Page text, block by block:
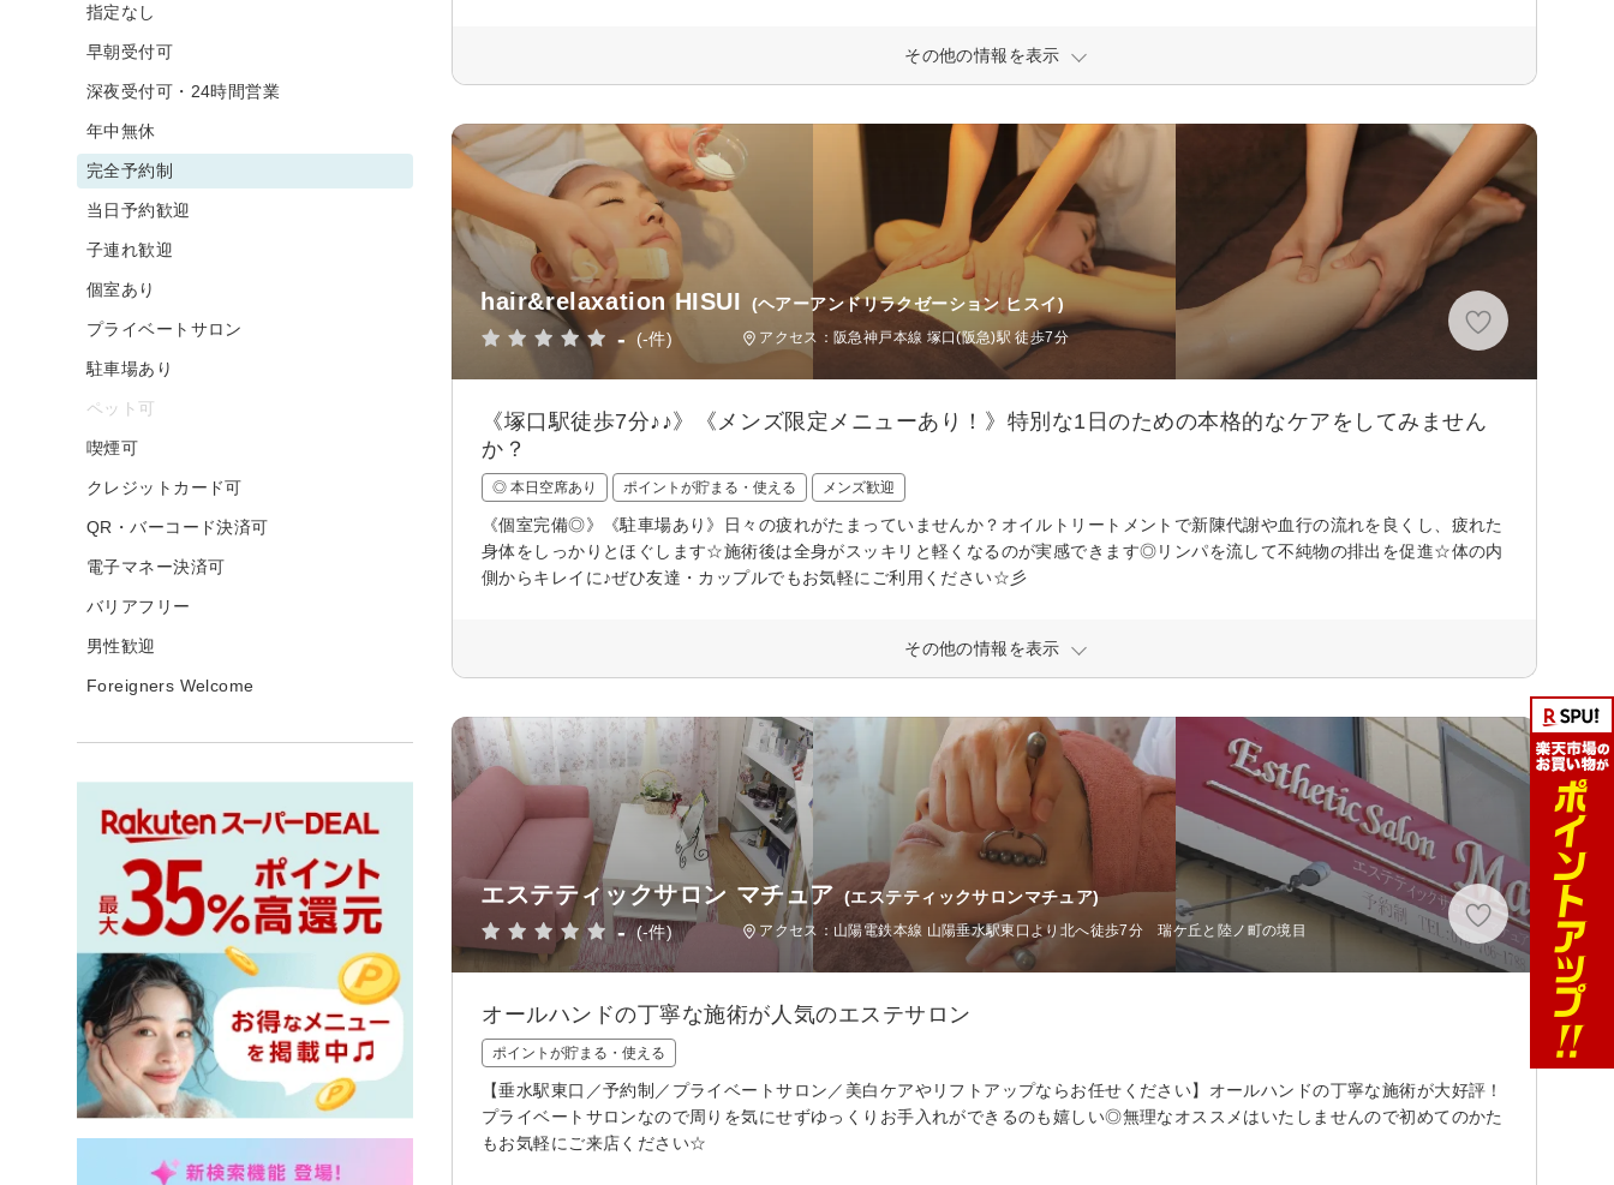
その他の情報を表示
hair&relaxation HISUI (ヘアーアンドリラクゼーション ヒスイ)
- (-件) アクセス：阪急神戸本線 塚口(阪急)駅 徒歩7分
《塚口駅徒歩7分♪♪》《メンズ限定メニューあり！》特別な1日のための本格的なケアをしてみません
か？
◎ 本日空席あり ポイントが貯まる・使える メンズ歓迎
《個室完備◎》《駐車場あり》日々の疲れがたまっていませんか？オイルトリートメントで新陳代謝や血行の流れを良くし、疲れた
身体をしっかりとほぐします☆施術後は全身がスッキリと軽くなるのが実感できます◎リンパを流して不純物の排出を促進☆体の内
側からキレイに♪ぜひ友達・カップルでもお気軽にご利用ください☆彡
その他の情報を表示
エステティックサロン マチュア (エステティックサロンマチュア)
- (-件) アクセス：山陽電鉄本線 山陽垂水駅東口より北へ徒歩7分 瑞ケ丘と陸ノ町の境目
オールハンドの丁寧な施術が人気のエステサロン
ポイントが貯まる・使える
【垂水駅東口／予約制／プライベートサロン／美白ケアやリフトアップならお任せください】オールハンドの丁寧な施術が大好評！
プライベートサロンなので周りを気にせずゆっくりお手入れができるのも嬉しい◎無理なオススメはいたしませんので初めてのかた
もお気軽にご来店ください☆
指定なし
早朝受付可
深夜受付可・24時間営業
年中無休
完全予約制
当日予約歓迎
子連れ歓迎
個室あり
プライベートサロン
駐車場あり
ペット可
喫煙可
クレジットカード可
QR・バーコード決済可
電子マネー決済可
バリアフリー
男性歓迎
Foreigners Welcome